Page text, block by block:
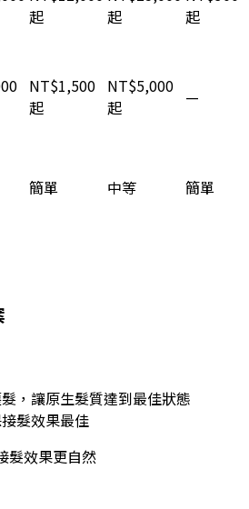
起
起
起
NT$1,500
起
NT$5,000
起
—
簡單 中等 簡單
，讓原生髮質達到最佳狀態
髮效果最佳
髮效果更自然